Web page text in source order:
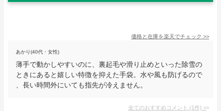
価格と在庫を楽天でチェック >>
あかり(40代・女性)
薄手で動かしやすいのに、裏起毛や滑り止めといった除雪の
ときにあると嬉しい特徴を抑えた手袋。水や風も防げるので
、長い時間外にいても指先が冷えません。
全てのおすすめコメント (1件) >